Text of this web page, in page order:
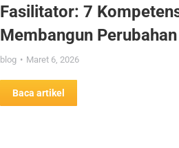
Fasilitator: 7
Membangun
blog Maret 6, 2026
Baca artikel